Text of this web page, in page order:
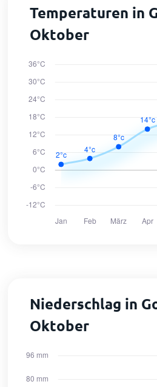
Temperaturen in
Oktober
Niederschlag in
Oktober